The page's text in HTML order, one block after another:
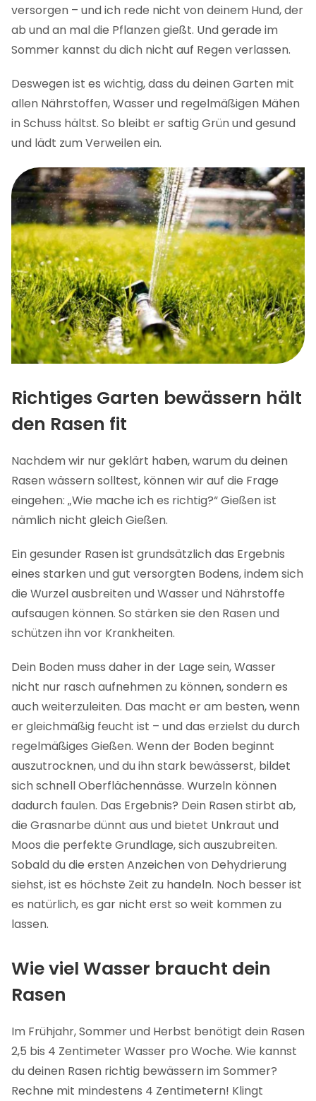
versorgen – und ich rede nicht von deinem Hund, der
ab und an mal die Pflanzen gießt. Und gerade im
Sommer kannst du dich nicht auf Regen verlassen.
Deswegen ist es wichtig, dass du deinen Garten mit
allen Nährstoffen, Wasser und regelmäßigen Mähen
in Schuss hältst. So bleibt er saftig Grün und gesund
und lädt zum Verweilen ein.
Richtiges Garten bewässern hält
den Rasen fit
Nachdem wir nur geklärt haben, warum du deinen
Rasen wässern solltest, können wir auf die Frage
eingehen: „Wie mache ich es richtig?“ Gießen ist
nämlich nicht gleich Gießen.
Ein gesunder Rasen ist grundsätzlich das Ergebnis
eines starken und gut versorgten Bodens, indem sich
die Wurzel ausbreiten und Wasser und Nährstoffe
aufsaugen können. So stärken sie den Rasen und
schützen ihn vor Krankheiten.
Dein Boden muss daher in der Lage sein, Wasser
nicht nur rasch aufnehmen zu können, sondern es
auch weiterzuleiten. Das macht er am besten, wenn
er gleichmäßig feucht ist – und das erzielst du durch
regelmäßiges Gießen. Wenn der Boden beginnt
auszutrocknen, und du ihn stark bewässerst, bildet
sich schnell Oberflächennässe. Wurzeln können
dadurch faulen. Das Ergebnis? Dein Rasen stirbt ab,
die Grasnarbe dünnt aus und bietet Unkraut und
Moos die perfekte Grundlage, sich auszubreiten.
Sobald du die ersten Anzeichen von Dehydrierung
siehst, ist es höchste Zeit zu handeln. Noch besser ist
es natürlich, es gar nicht erst so weit kommen zu
lassen.
Wie viel Wasser braucht dein
Rasen
Im Frühjahr, Sommer und Herbst benötigt dein Rasen
2,5 bis 4 Zentimeter Wasser pro Woche. Wie kannst
du deinen Rasen richtig bewässern im Sommer?
Rechne mit mindestens 4 Zentimetern! Klingt